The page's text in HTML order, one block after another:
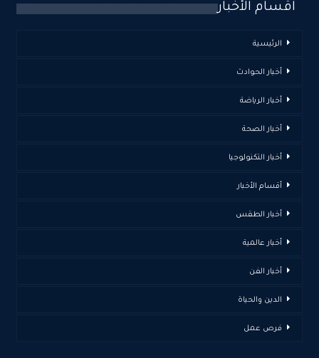
اقسام الأخبار
الرئيسية
أخبار الحوادث
أخبار الرياضة
أخبار الصحة
أخبار التكنولوجيا
أقسام الأخبار
أخبار الطقس
أخبار عالمية
أخبار الفن
الدين والحياة
فرص عمل